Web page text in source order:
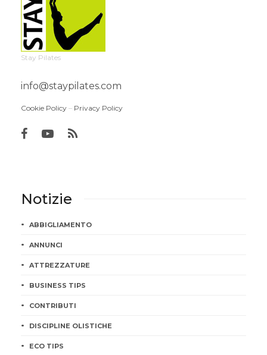
Stay Pilates
info@staypilates.com
Cookie Policy – Privacy Policy
Notizie
ABBIGLIAMENTO
ANNUNCI
ATTREZZATURE
BUSINESS TIPS
CONTRIBUTI
DISCIPLINE OLISTICHE
ECO TIPS